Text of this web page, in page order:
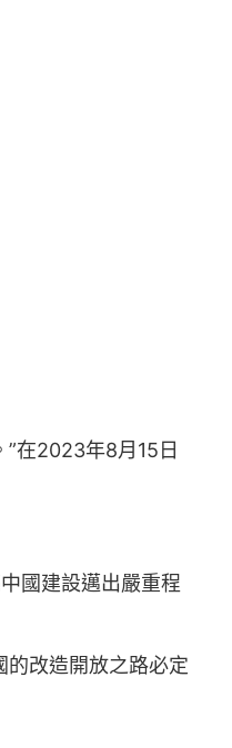
在2023年8月15日
國建設邁出嚴重程
的改造開放之路必定